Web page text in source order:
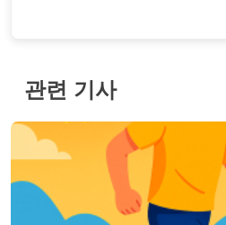
관련 기사